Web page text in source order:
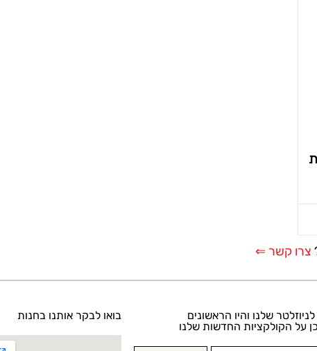
צרו קשר ⇐
שלנו והיו הראשונים
על הקולקציות החדשות שלנו
בואו לבקר אותנו בחנות